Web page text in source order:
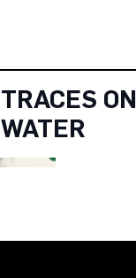
TRACES ON
WATER